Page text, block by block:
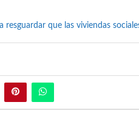
resguardar que las viviendas